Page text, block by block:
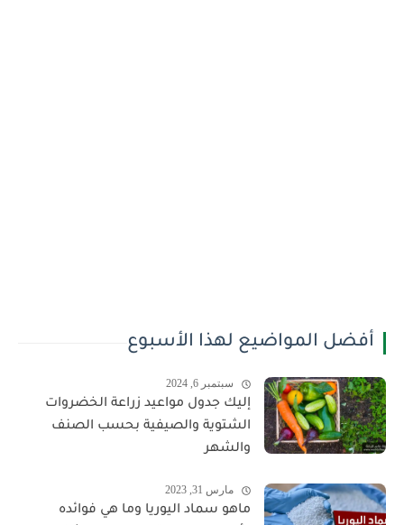
أفضل المواضيع لهذا الأسبوع
سبتمبر 6, 2024
إليك جدول مواعيد زراعة الخضروات
الشتوية والصيفية بحسب الصنف
والشهر
مارس 31, 2023
ماهو سماد اليوريا وما هي فوائده